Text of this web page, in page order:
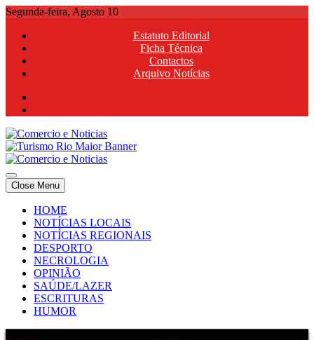
Skip
content
Segunda-feira, Agosto 10
Estatuto Editorial
Ficha Técnica
Contactos
Arquivo Notícias
Comercio e Noticias
Notícias e Publicidade Online
Comercio e Noticias
Notícias e Publicidade Online
Close Menu
HOME
NOTÍCIAS LOCAIS
NOTÍCIAS REGIONAIS
DESPORTO
NECROLOGIA
OPINIÃO
SAÚDE/LAZER
ESCRITURAS
HUMOR